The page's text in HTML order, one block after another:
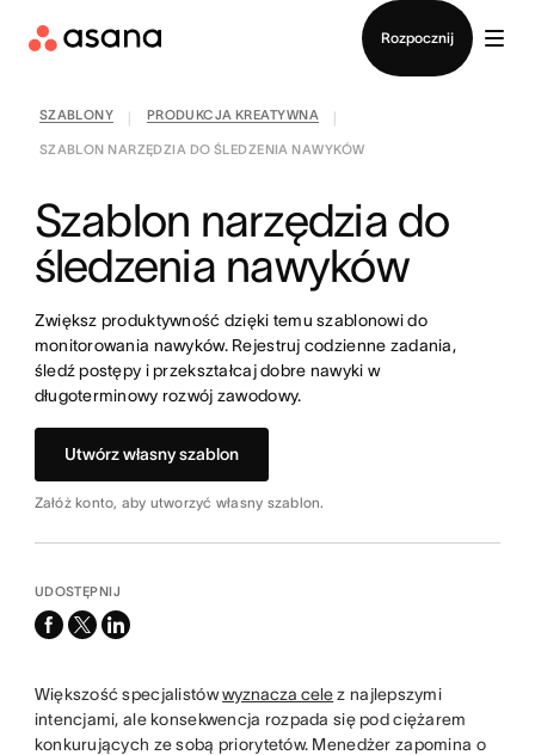
Rozpocznij
SZABLONY PRODUKCJA KREATYWNA
SZABLON NARZĘDZIA DO ŚLEDZENIA NAWYKÓW
Szablon narzędzia do
śledzenia nawyków
Zwiększ produktywność dzięki temu szablonowi do
monitorowania nawyków. Rejestruj codzienne zadania,
śledź postępy i przekształcaj dobre nawyki w
długoterminowy rozwój zawodowy.
Utwórz własny szablon
Załóż konto, aby utworzyć własny szablon.
UDOSTĘPNIJ
facebook
x-
linkedin
Większość specjalistówwyznacza celez najlepszymi
intencjami, ale konsekwencja rozpada się pod ciężarem
konkurujących ze sobą priorytetów. Menedżer zapomina o